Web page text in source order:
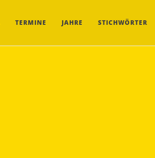
TERMINE JAHRE STICHWÖRTER